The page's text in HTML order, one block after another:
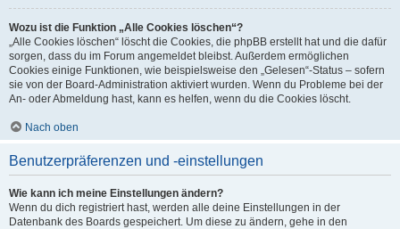
Wozu ist die Funktion „Alle Cookies löschen“?
„Alle Cookies löschen“ löscht die Cookies, die phpBB erstellt hat und die dafür
sorgen, dass du im Forum angemeldet bleibst. Außerdem ermöglichen
Cookies einige Funktionen, wie beispielsweise den „Gelesen“-Status – sofern
sie von der Board-Administration aktiviert wurden. Wenn du Probleme bei der
An- oder Abmeldung hast, kann es helfen, wenn du die Cookies löscht.
Nach oben
Benutzerpräferenzen und -einstellungen
Wie kann ich meine Einstellungen ändern?
Wenn du dich registriert hast, werden alle deine Einstellungen in der
Datenbank des Boards gespeichert. Um diese zu ändern, gehe in den